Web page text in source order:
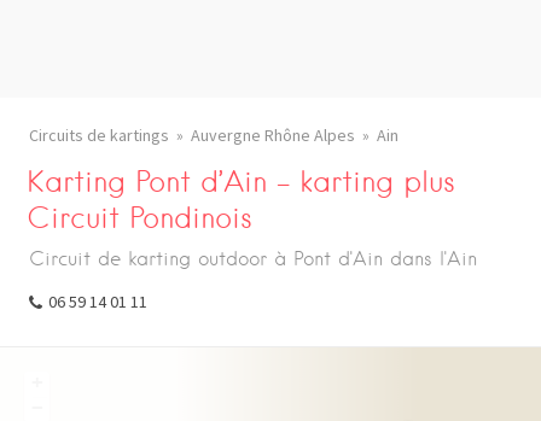
Circuits de kartings Auvergne Rhône Alpes Ain
Karting Pont d’Ain – karting plus
Circuit Pondinois
Circuit de karting outdoor à Pont d'Ain dans l'Ain
06 59 14 01 11